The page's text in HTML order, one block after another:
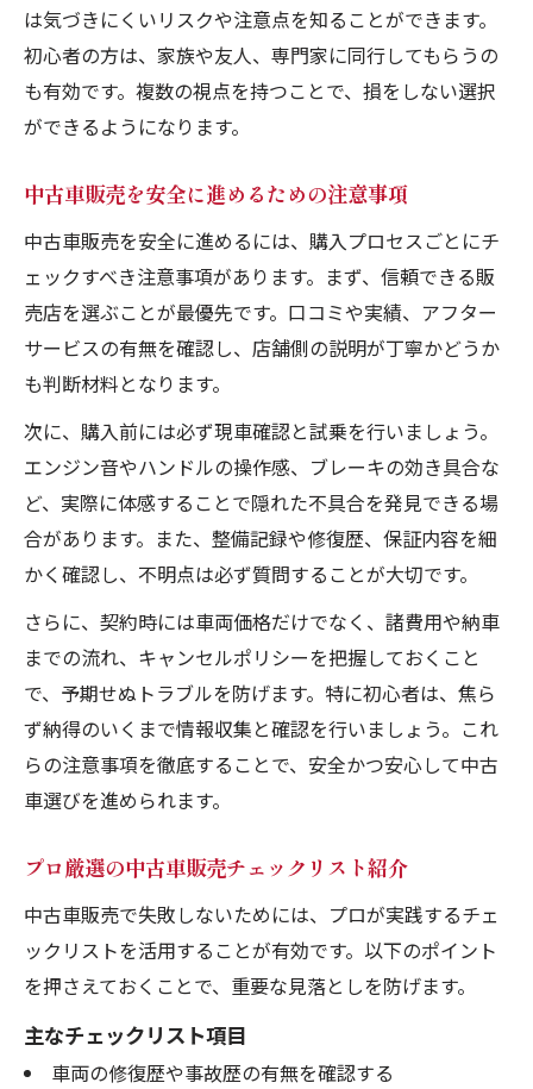
は気づきにくいリスクや注意点を知ることができます。
初心者の方は、家族や友人、専門家に同行してもらうの
も有効です。複数の視点を持つことで、損をしない選択
ができるようになります。
中古車販売を安全に進めるための注意事項
中古車販売を安全に進めるには、購入プロセスごとにチ
ェックすべき注意事項があります。まず、信頼できる販
売店を選ぶことが最優先です。口コミや実績、アフター
サービスの有無を確認し、店舗側の説明が丁寧かどうか
も判断材料となります。
次に、購入前には必ず現車確認と試乗を行いましょう。
エンジン音やハンドルの操作感、ブレーキの効き具合な
ど、実際に体感することで隠れた不具合を発見できる場
合があります。また、整備記録や修復歴、保証内容を細
かく確認し、不明点は必ず質問することが大切です。
さらに、契約時には車両価格だけでなく、諸費用や納車
までの流れ、キャンセルポリシーを把握しておくこと
で、予期せぬトラブルを防げます。特に初心者は、焦ら
ず納得のいくまで情報収集と確認を行いましょう。これ
らの注意事項を徹底することで、安全かつ安心して中古
車選びを進められます。
プロ厳選の中古車販売チェックリスト紹介
中古車販売で失敗しないためには、プロが実践するチェ
ックリストを活用することが有効です。以下のポイント
を押さえておくことで、重要な見落としを防げます。
主なチェックリスト項目
車両の修復歴や事故歴の有無を確認する